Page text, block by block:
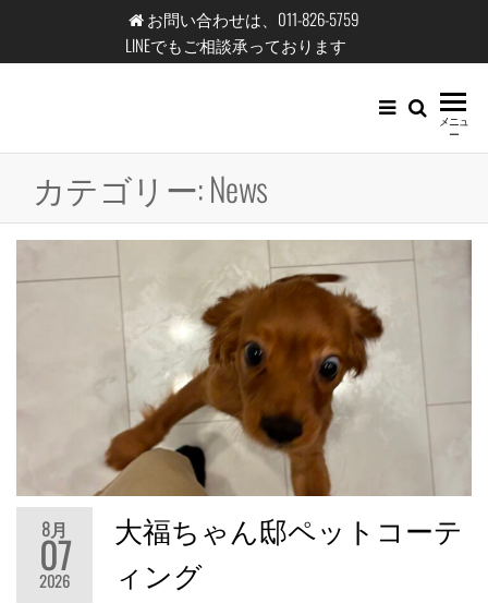
テ
へ
キ
ッ
プ
お問い合わせは、011-826-5759
LINEでもご相談承っております
コ
テ
ッ
メニュ
ー
カテゴリー:News
8月
07
2026
大福ちゃん邸ペットコーテ
ィング